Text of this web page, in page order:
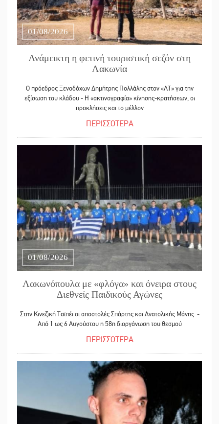
01/08/2026
Ανάμεικτη η φετινή τουριστική σεζόν στη
Λακωνία
Ο πρόεδρος Ξενοδόχων Δημήτρης Πολλάλης στον «ΛΤ» για την
εξίσωση του κλάδου - Η «ακτινογραφία» κίνησης-κρατήσεων, οι
προκλήσεις και το μέλλον
ΠΕΡΙΣΣΟΤΕΡΑ
01/08/2026
Λακωνόπουλα με «φλόγα» και όνειρα στους
Διεθνείς Παιδικούς Αγώνες
Στην Κινεζική Ταϊπέι οι αποστολές Σπάρτης και Ανατολικής Μάνης -
Από 1 ως 6 Αυγούστου η 58η διοργάνωση του θεσμού
ΠΕΡΙΣΣΟΤΕΡΑ